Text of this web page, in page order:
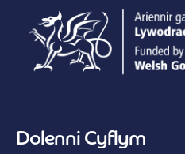
Dolenni Cyflym